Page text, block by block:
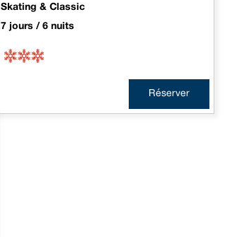
Skating & Classic
7 jours / 6 nuits
Réserver